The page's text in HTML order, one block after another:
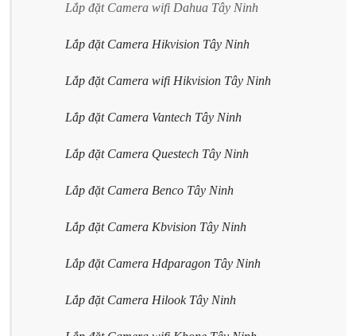
Lắp đặt Camera wifi Dahua Tây Ninh
Lắp đặt Camera Hikvision Tây Ninh
Lắp đặt Camera wifi Hikvision Tây Ninh
Lắp đặt Camera Vantech Tây Ninh
Lắp đặt Camera Questech Tây Ninh
Lắp đặt Camera Benco Tây Ninh
Lắp đặt Camera Kbvision Tây Ninh
Lắp đặt Camera Hdparagon Tây Ninh
Lắp đặt Camera Hilook Tây Ninh